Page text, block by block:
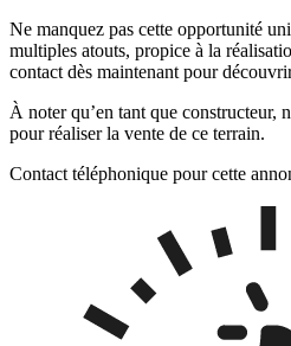
Ne manquez pas cette opportunité
multiples atouts, propice à la
contact dès maintenant pour
À noter qu’en tant que constructeur,
pour réaliser la vente de ce terrain.
Contact téléphonique pour cette